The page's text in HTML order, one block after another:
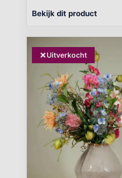
Bekijk dit product
Uitverkocht